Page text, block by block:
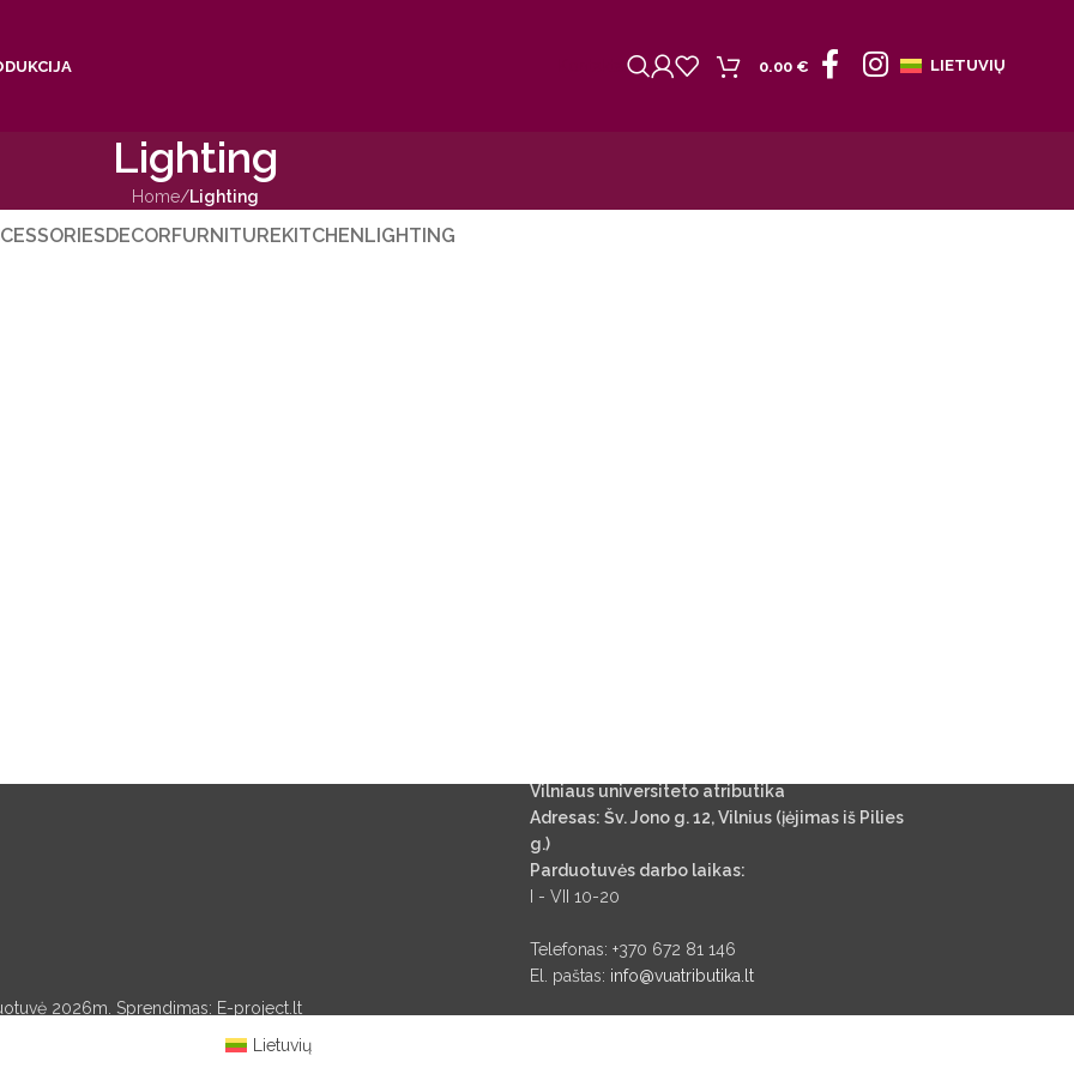
0.00 € LIETUVIŲ
Lighting
Home/Lighting
DECORFURNITUREKITCHENLIGHTING
Vilniaus universiteto atributika
Adresas: Šv. Jono g. 12, Vilnius (įėjimas iš Pilies
g.)
Parduotuvės darbo laikas:
I - VII 10-20
Telefonas: +370 672 81 146
El. paštas: info@vuatributika.lt
2026m. Sprendimas: E-project.lt
Lietuvių